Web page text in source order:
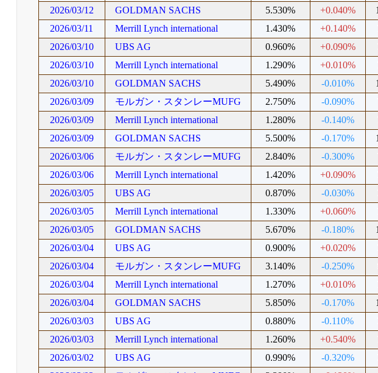
2026/03/12
GOLDMAN SACHS 5.530% +0.040%
2026/03/11
Merrill Lynch international 1.430% +0.140%
2026/03/10
UBS AG 0.960% +0.090%
2026/03/10
Merrill Lynch international 1.290% +0.010%
2026/03/10
GOLDMAN SACHS 5.490% -0.010%
2026/03/09
モルガン・スタンレーMUFG 2.750% -0.090%
2026/03/09
Merrill Lynch international 1.280% -0.140%
2026/03/09
GOLDMAN SACHS 5.500% -0.170%
2026/03/06
モルガン・スタンレーMUFG 2.840% -0.300%
2026/03/06
Merrill Lynch international 1.420% +0.090%
2026/03/05
UBS AG 0.870% -0.030%
2026/03/05
Merrill Lynch international 1.330% +0.060%
2026/03/05
GOLDMAN SACHS 5.670% -0.180%
2026/03/04
UBS AG 0.900% +0.020%
2026/03/04
モルガン・スタンレーMUFG 3.140% -0.250%
2026/03/04
Merrill Lynch international 1.270% +0.010%
2026/03/04
GOLDMAN SACHS 5.850% -0.170%
2026/03/03
UBS AG 0.880% -0.110%
2026/03/03
Merrill Lynch international 1.260% +0.540%
2026/03/02
UBS AG 0.990% -0.320%